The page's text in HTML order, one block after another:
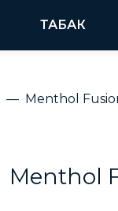
ТАБАК
Menthol
Menthol